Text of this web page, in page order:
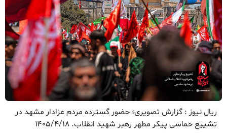
ریال نیوز : گزارش تصویری؛ حضور گسترده مردم عزادار مشهد در
تشییع حماسی پیکر مطهر رهبر شهید انقلاب. ۱۴۰۵/۴/۱۸